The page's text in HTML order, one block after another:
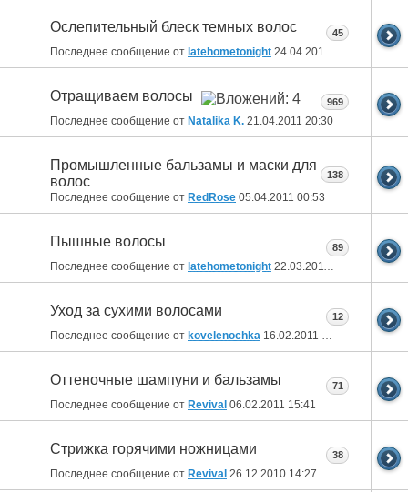
Ослепительный блеск темных волос
Последнее сообщение от latehometonight 24.04.2011 08:51
45
Отращиваем волосы
Последнее сообщение от Natalika K. 21.04.2011 20:30
969
Промышленные бальзамы и маски для
волос
Последнее сообщение от RedRose 05.04.2011 00:53
138
Пышные волосы
Последнее сообщение от latehometonight 22.03.2011 07:48
89
Уход за сухими волосами
Последнее сообщение от kovelenochka 16.02.2011 16:48
12
Оттеночные шампуни и бальзамы
Последнее сообщение от Revival 06.02.2011 15:41
71
Стрижка горячими ножницами
Последнее сообщение от Revival 26.12.2010 14:27
38